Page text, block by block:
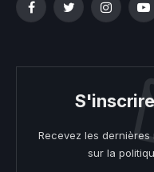
FacebookTwitter
Recevez les
sur la